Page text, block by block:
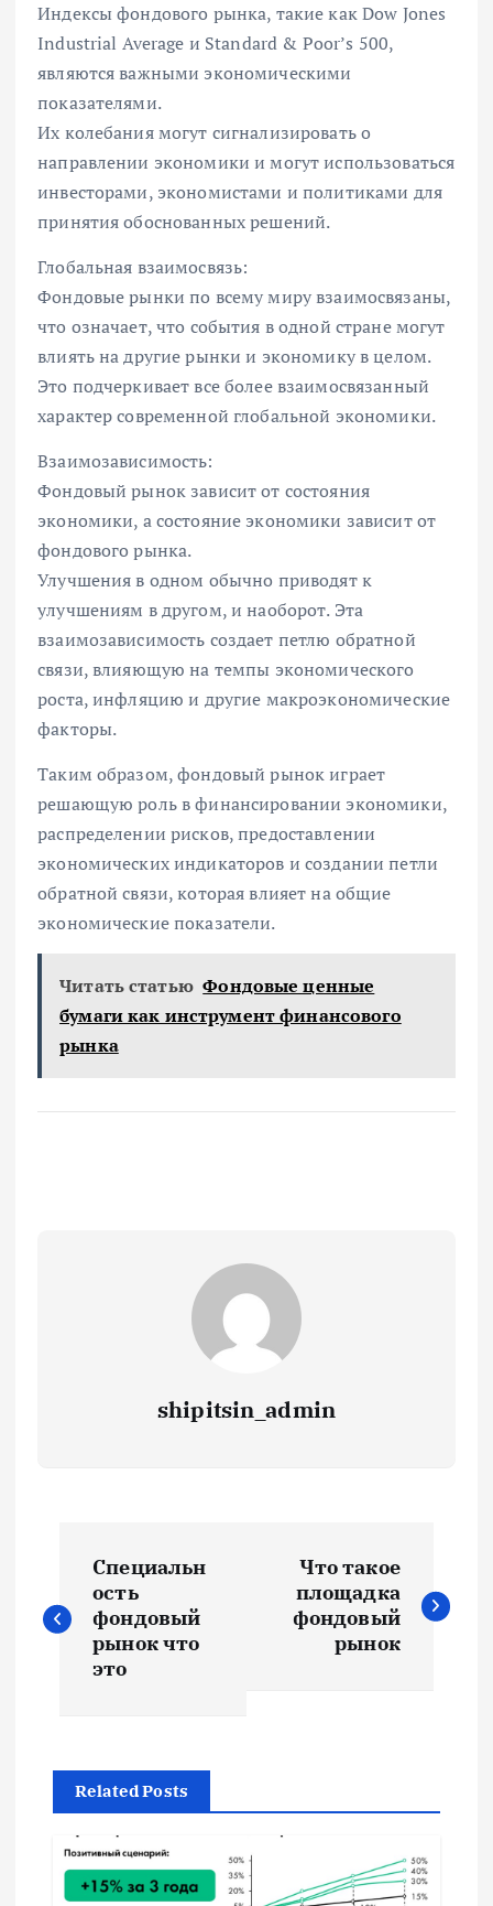
Индексы фондового рынка, такие как Dow Jones
Industrial Average и Standard & Poor’s 500,
являются важными экономическими
показателями.
Их колебания могут сигнализировать о
направлении экономики и могут использоваться
инвесторами, экономистами и политиками для
принятия обоснованных решений.
Глобальная взаимосвязь:
Фондовые рынки по всему миру взаимосвязаны,
что означает, что события в одной стране могут
влиять на другие рынки и экономику в целом.
Это подчеркивает все более взаимосвязанный
характер современной глобальной экономики.
Взаимозависимость:
Фондовый рынок зависит от состояния
экономики, а состояние экономики зависит от
фондового рынка.
Улучшения в одном обычно приводят к
улучшениям в другом, и наоборот. Эта
взаимозависимость создает петлю обратной
связи, влияющую на темпы экономического
роста, инфляцию и другие макроэкономические
факторы.
Таким образом, фондовый рынок играет
решающую роль в финансировании экономики,
распределении рисков, предоставлении
экономических индикаторов и создании петли
обратной связи, которая влияет на общие
экономические показатели.
Читать статью Фондовые ценные
бумаги как инструмент финансового
рынка
shipitsin_admin
а
г
а
ц
Специальн
ость
фондовый
рынок что
это
Что такое
площадка
фондовый
рынок
Related Posts